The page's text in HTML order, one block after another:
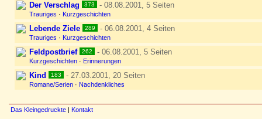
Der Verschlag 373 - 08.08.2001, 5 Seiten
Trauriges · Kurzgeschichten
Lebende Ziele 289 - 06.08.2001, 4 Seiten
Trauriges · Kurzgeschichten
Feldpostbrief 262 - 06.08.2001, 5 Seiten
Kurzgeschichten · Erinnerungen
Kind 183 - 27.03.2001, 20 Seiten
Romane/Serien · Nachdenkliches
Das Kleingedruckte | Kontakt